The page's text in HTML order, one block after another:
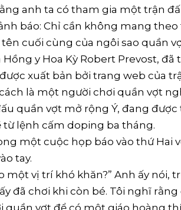
anh ta có tham gia một trận
báo: Chỉ cần không mang
cuối cùng của ngôi sao quần
Hồng y Hoa Kỳ Robert Prevost,
xuất bản bởi trang web của
là một người chơi quần vợt
quần vợt mở rộng Ý, đang
từ lệnh cấm doping ba tháng.
một cuộc họp báo vào thứ Hai
tay.
một vị trí khó khăn?” Anh ấy nói,
đã chơi khi còn bé. Tôi nghĩ